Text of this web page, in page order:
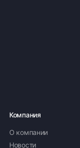
Компания
О компании
Новости